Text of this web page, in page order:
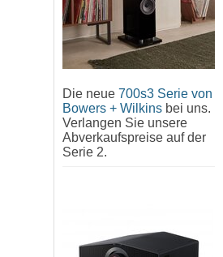
Die neue 700s3 Serie von
Bowers + Wilkins bei uns.
Verlangen Sie unsere
Abverkaufspreise auf der
Serie 2.